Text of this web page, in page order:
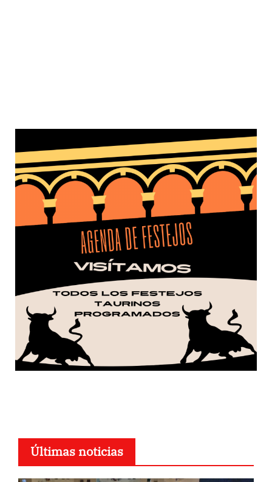
Últimas noticias